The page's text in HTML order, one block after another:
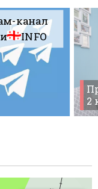
канал
INFO
2